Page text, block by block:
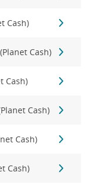
Cash)
Cash)
Cash)
Cash)
Cash)
Cash)